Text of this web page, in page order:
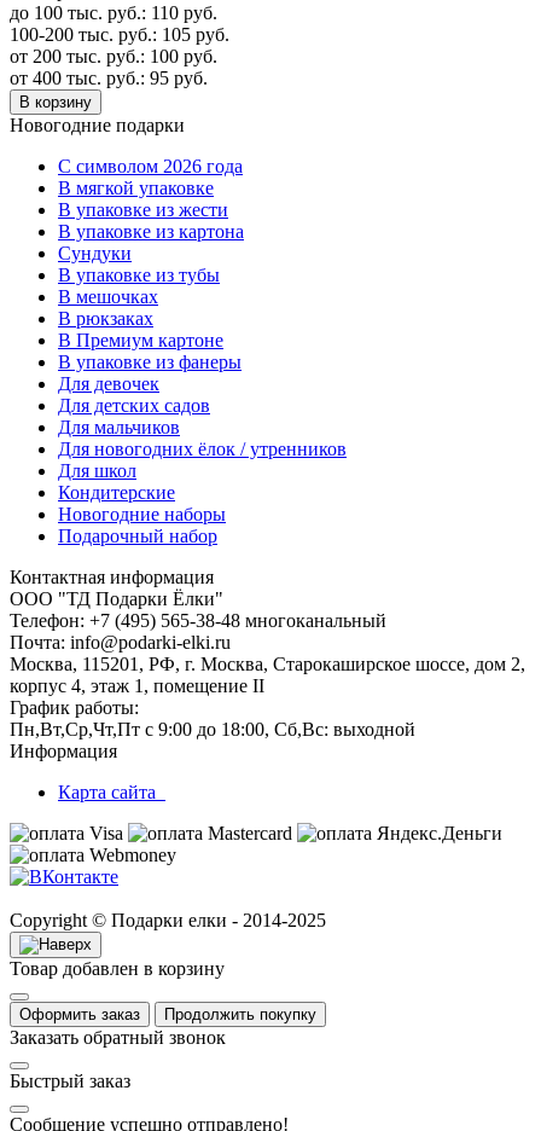
до 100 тыс. руб.: 110 руб.
100-200 тыс. руб.: 105 руб.
от 200 тыс. руб.: 100 руб.
от 400 тыс. руб.: 95 руб.
В корзину
Новогодние подарки
C символом 2026 года
В мягкой упаковке
В упаковке из жести
В упаковке из картона
Сундуки
В упаковке из тубы
В мешочках
В рюкзаках
В Премиум картоне
В упаковке из фанеры
Для девочек
Для детских садов
Для мальчиков
Для новогодних ёлок / утренников
Для школ
Кондитерские
Новогодние наборы
Подарочный набор
Контактная информация
ООО "ТД Подарки Ёлки"
Телефон: +7 (495) 565-38-48 многоканальный
Почта: info@podarki-elki.ru
Москва, 115201, РФ, г. Москва, Старокаширское шоссе, дом 2,
корпус 4, этаж 1, помещение II
График работы:
Пн,Вт,Ср,Чт,Пт с 9:00 до 18:00, Сб,Вс: выходной
Информация
Карта сайта
Copyright © Подарки елки - 2014-2025
Товар добавлен в корзину
Оформить заказ Продолжить покупку
Заказать обратный звонок
Быстрый заказ
Сообщение успешно отправлено!